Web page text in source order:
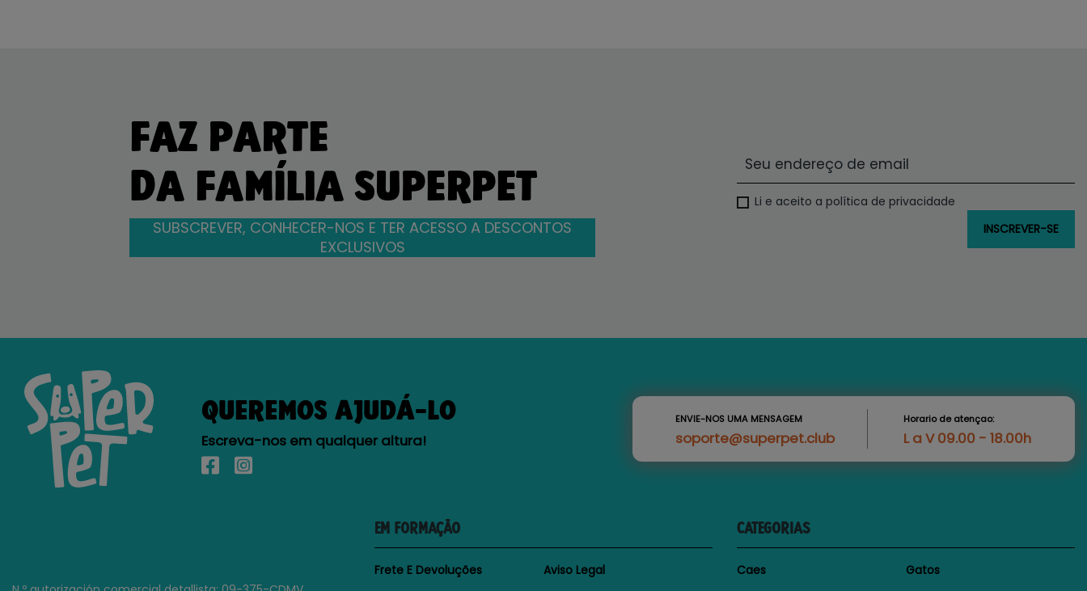
FAZ PARTE
DA FAMÍLIA SUPERPET
SUBSCREVER, CONHECER-NOS E TER ACESSO A DESCONTOS
EXCLUSIVOS
Li e aceito a política de privacidade
QUEREMOS AJUDÁ-LO
Escreva-nos em qualquer altura!
ENVIE-NOS UMA MENSAGEM
soporte@superpet.club
Horario de atençao:
L a V 09.00 - 18.00h
EM FORMAÇÃO
Frete E Devoluções
Aviso Legal
CATEGORIAS
Caes
Gatos